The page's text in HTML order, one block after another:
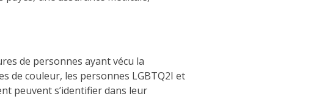
de personnes ayant vécu la
de couleur, les personnes LGBTQ2I et
peuvent s’identifier dans leur